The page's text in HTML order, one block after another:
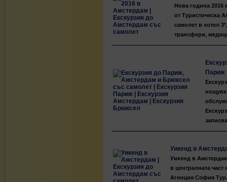
Нова година 2016
от Туристическа
самолет в хотел
трансфери,
Париж
Уикенд в
Уикенд в
в централната
Агенция София